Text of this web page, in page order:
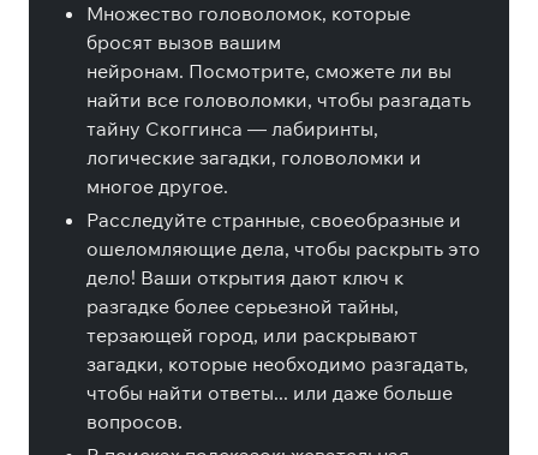
Множество головоломок, которые
бросят вызов вашим
нейронам. Посмотрите, сможете ли вы
найти все головоломки, чтобы разгадать
тайну Скоггинса — лабиринты,
логические загадки, головоломки и
многое другое.
Расследуйте странные, своеобразные и
ошеломляющие дела, чтобы раскрыть это
дело! Ваши открытия дают ключ к
разгадке более серьезной тайны,
терзающей город, или раскрывают
загадки, которые необходимо разгадать,
чтобы найти ответы... или даже больше
вопросов.